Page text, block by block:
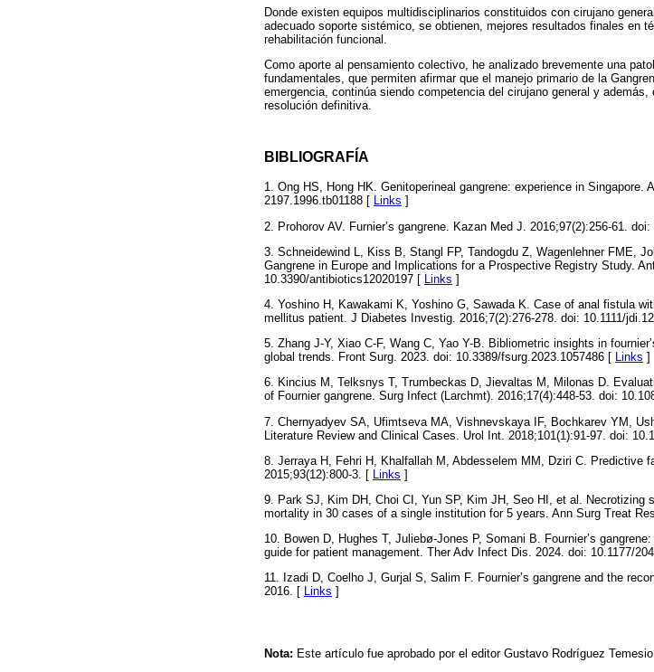
Donde existen equipos multidisciplinarios constituidos con cirujano
adecuado soporte sistémico, se obtienen, mejores resultados finales en
rehabilitación funcional.
Como aporte al pensamiento colectivo, he analizado brevemente una
fundamentales, que permiten afirmar que el manejo primario de la
emergencia, continúa siendo competencia del cirujano general y
resolución definitiva.
BIBLIOGRAFÍA
1. Ong HS, Hong HK. Genitoperineal gangrene: experience in Singapore.
2197.1996.tb01188 [ Links ]
2. Prohorov AV. Furnier’s gangrene. Kazan Med J. 2016;97(2):256-61.
3. Schneidewind L, Kiss B, Stangl FP, Tandogdu Z, Wagenlehner FME,
Gangrene in Europe and Implications for a Prospective Registry Study.
10.3390/antibiotics12020197 [
Links ]
4. Yoshino H, Kawakami K, Yoshino G, Sawada K. Case of anal fistula
mellitus patient. J Diabetes Investig. 2016;7(2):276-278. doi: 10.1111/
5. Zhang J-Y, Xiao C-F, Wang C, Yao Y-B. Bibliometric insights in
global trends. Front Surg. 2023. doi: 10.3389/fsurg.2023.1057486 [ Links ]
6. Kincius M, Telksnys T, Trumbeckas D, Jievaltas M, Milonas D.
of Fournier gangrene. Surg Infect (Larchmt). 2016;17(4):448-53. doi:
7. Chernyadyev SA, Ufimtseva MA, Vishnevskaya IF, Bochkarev YM,
Literature Review and Clinical Cases. Urol Int. 2018;101(1):91-97. doi:
8. Jerraya H, Fehri H, Khalfallah M, Abdesselem MM, Dziri C. Predictive
2015;93(12):800-3. [
Links ]
9. Park SJ, Kim DH, Choi CI, Yun SP, Kim JH, Seo HI, et al.
mortality in 30 cases of a single institution for 5 years. Ann Surg Treat
10. Bowen D, Hughes T, Juliebø-Jones P, Somani B. Fournier’s
guide for patient management. Ther Adv Infect Dis. 2024. doi: 10.1177/
11. Izadi D, Coelho J, Gurjal S, Salim F. Fournier’s gangrene and the
2016. [ Links ]
Nota: Este artículo fue aprobado por el editor Gustavo Rodríguez Temesio